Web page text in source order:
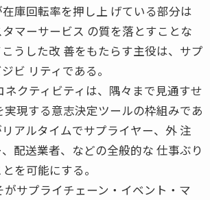
庫回転率を押し上 げている部分は
マーサービス の質を落とすことな
うした改 善をもたらす主役は、サプ
ビ リティである。
ネクティビティは、隅々まで見通すせ
実現する意志決定ツールの枠組みであ
アルタイムでサプライヤー、外 注
配送業者、などの全般的な 仕事ぶり
を可能にする。
がサプライチェーン・イベント・マ